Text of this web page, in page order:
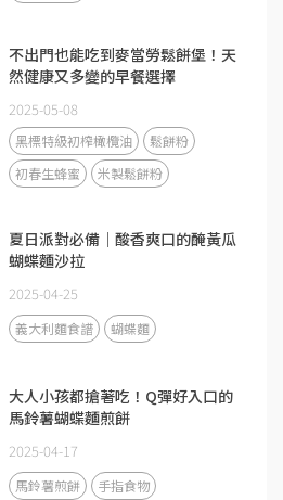
不出門也能吃到麥當勞鬆餅堡！天
然健康又多變的早餐選擇
2025-05-08
黑標特級初榨橄欖油
鬆餅粉
初春生蜂蜜
米製鬆餅粉
夏日派對必備｜酸香爽口的醃黃瓜
蝴蝶麵沙拉
2025-04-25
義大利麵食譜 蝴蝶麵
大人小孩都搶著吃！Q彈好入口的
馬鈴薯蝴蝶麵煎餅
2025-04-17
馬鈴薯煎餅 手指食物